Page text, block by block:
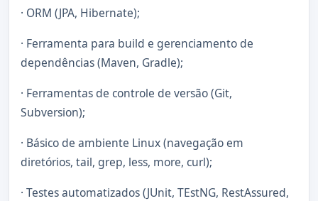
· ORM (JPA, Hibernate);
· Ferramenta para build e gerenciamento de
dependências (Maven, Gradle);
· Ferramentas de controle de versão (Git,
Subversion);
· Básico de ambiente Linux (navegação em
diretórios, tail, grep, less, more, curl);
· Testes automatizados (JUnit, TEstNG, RestAssured,